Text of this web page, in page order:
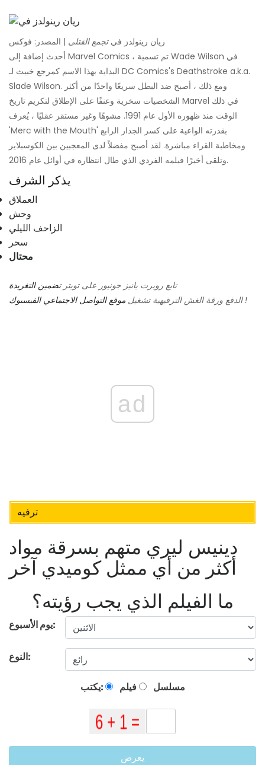
ريان رينولدز فيتجمع القتلى | المصدر: فوكس
أحدث إضافة إلى Marvel Comics ، تم تسمية Wade Wilson في
البداية بهذا الاسم كمرجع خبيث لـ DC Comics's Deathstroke a.k.a.
Slade Wilson. ومع ذلك ، أصبح ضد البطل سريعًا واحدًا من أكثر
الشخصيات سخرية وعنفًا على الإطلاق لتكريم تاريخ Marvel في ذلك
الوقت منذ ظهوره الأول عام 1991. مشوهًا وغير مستقر عقليًا ، يُعرف
'Merc with the Mouth' بقدرته الواعية على كسر الجدار الرابع
ومخاطبة القراء مباشرة. لقد أصبح مفضلاً لدى المعجبين بين الكوسبلاير
وتلقى أخيرًا فيلمه الفردي الذي طال انتظاره في أوائل عام 2016.
يذكر الشرف
العملاق
وحش
الزاحف الليلي
سحر
محتال
تابع روبرت يانيز جونيور على تويتر تضمين التغريدة
الدفع ورقة الغش الترفيهية تشغيل موقع التواصل الاجتماعي الفيسبوك !
ad
ترفيه
دينيس ليري متهم بسرقة مواد
أكثر من أي ممثل كوميدي آخر
ما الفيلم الذي يجب رؤيته؟
يوم الأسبوع:
النوع:
يكتب: فيلم مسلسل
يعرض